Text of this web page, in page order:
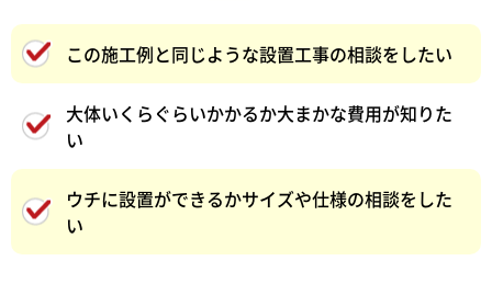
この施工例と同じような設置工事の相談をしたい
大体いくらぐらいかかるか大まかな費用が知りた
い
ウチに設置ができるかサイズや仕様の相談をした
い